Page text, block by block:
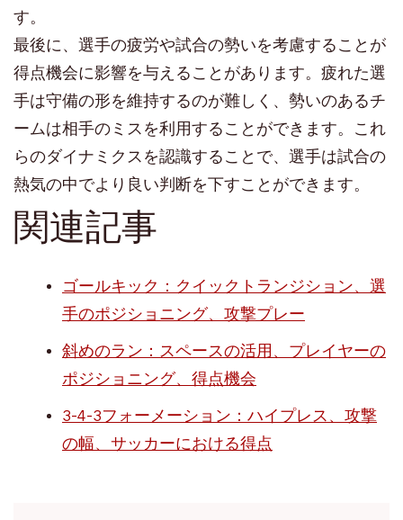
す。
最後に、選手の疲労や試合の勢いを考慮することが
得点機会に影響を与えることがあります。疲れた選
手は守備の形を維持するのが難しく、勢いのあるチ
ームは相手のミスを利用することができます。これ
らのダイナミクスを認識することで、選手は試合の
熱気の中でより良い判断を下すことができます。
関連記事
ゴールキック：クイックトランジション、選
手のポジショニング、攻撃プレー
斜めのラン：スペースの活用、プレイヤーの
ポジショニング、得点機会
3-4-3フォーメーション：ハイプレス、攻撃
の幅、サッカーにおける得点